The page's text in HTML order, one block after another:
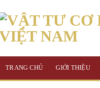
TRANG CHỦ GIỚI THIỆU